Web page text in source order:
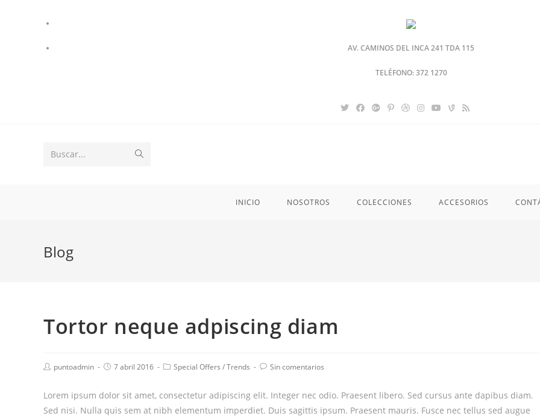
AV. CAMINOS DEL INCA 241 TDA 115
TELÉFONO: 372 1270
Buscar...
INICIO NOSOTROS COLECCIONES ACCESORIOS
Blog
Tortor neque adpiscing diam
puntoadmin 7 abril 2016 Special Offers /Trends Sin comentarios
Lorem ipsum dolor sit amet, consectetur adipiscing elit. Integer nec odio. Praesent libero. Sed cursus ante dapibus diam.
Sed nisi. Nulla quis sem at nibh elementum imperdiet. Duis sagittis ipsum. Praesent mauris. Fusce nec tellus sed augue